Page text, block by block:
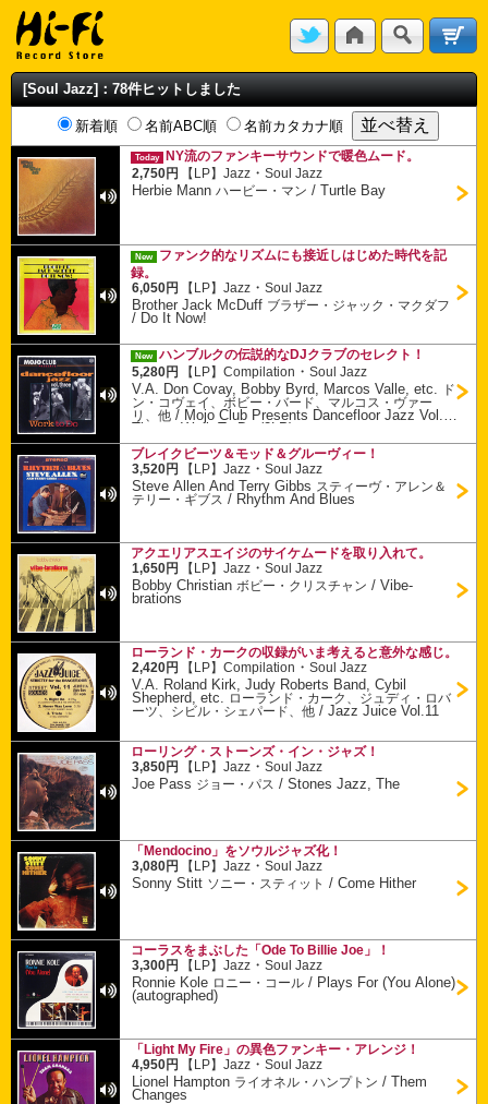
[Soul Jazz]：78件ヒットしました
新着順 名前ABC順 名前カタカナ順
Today
NY流のファンキーサウンドで暖色ムード。
2,750円
【LP】Jazz ・Soul Jazz
Herbie Mannハービー・マン /Turtle Bay
New
ファンク的なリズムにも接近しはじめた時代を記
録。
6,050円
【LP】Jazz ・Soul Jazz
Brother Jack McDuff ブラザー・ジャック・マクダフ
/ Do It Now!
New
ハンブルクの伝説的なDJクラブのセレクト！
5,280円
【LP】Compilation ・Soul Jazz
V.A. Don Covay, Bobby Byrd, Marcos Valle, etc.
ド
ン・コヴェイ、ボビー・バード、マルコス・ヴァー
リ、他 / Mojo Club Presents Dancefloor Jazz Vol.
Three : Work To Do (2LP)
ブレイクビーツ＆モッド＆グルーヴィー！
3,520円
【LP】Jazz ・Soul Jazz
Steve Allen And Terry Gibbs スティーヴ・アレン＆
テリー・ギブス / Rhythm And Blues
アクエリアスエイジのサイケムードを取り入れて。
1,650円
【LP】Jazz ・Soul Jazz
Bobby Christian ボビー・クリスチャン /Vibe-
brations
ローランド・カークの収録がいま考えると意外な感じ。
2,420円
【LP】Compilation ・Soul Jazz
V.A. Roland Kirk, Judy Roberts Band, Cybil
Shepherd, etc.
ローランド・カーク、ジュディ・ロバ
ーツ、シビル・シェパード、他/Jazz Juice Vol.11
ローリング・ストーンズ・イン・ジャズ！
3,850円
【LP】Jazz ・Soul Jazz
Joe Pass ジョー・パス /Stones Jazz, The
「Mendocino」をソウルジャズ化！
3,080円
【LP】Jazz ・Soul Jazz
Sonny Stitt ソニー・スティット /Come Hither
コーラスをまぶした「Ode To Billie Joe」！
3,300円
【LP】Jazz ・Soul Jazz
Ronnie Kole ロニー・コール / Plays For (You Alone)
(autographed)
「Light My Fire」の異色ファンキー・アレンジ！
4,950円
【LP】Jazz ・Soul Jazz
Lionel Hampton ライオネル・ハンプトン /Them
Changes